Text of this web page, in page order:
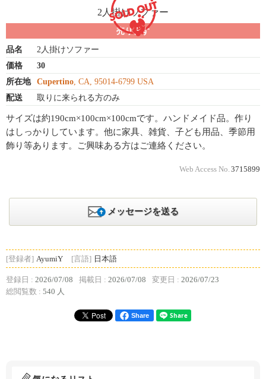
売ります
品名
2人掛けソファー
価格
30
所在地
Cupertino, CA, 95014-6799 USA
配送
取りに来られる方のみ
サイズは約190cm×100cm×100cmです。ハンドメイド品。作り
はしっかりしています。他に家具、雑貨、子ども用品、季節用
飾り等あります。ご興味ある方はご連絡ください。
Web Access No. 3715899
メッセージを送る
[登録者] AyumiY [言語] 日本語
登録日 : 2026/07/08 掲載日 : 2026/07/08 変更日 : 2026/07/23
総閲覧数 : 540 人
Share